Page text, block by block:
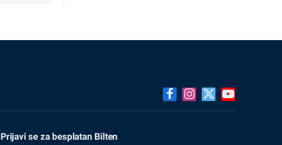
FacebookInstagram
X
(Twitter)
YouTube
Prijavi se za besplatan Bilten